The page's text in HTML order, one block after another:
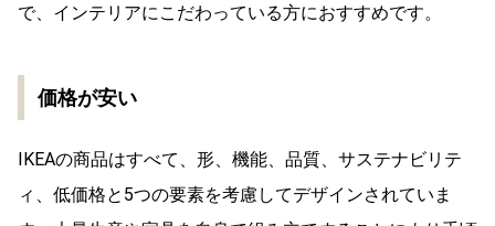
で、インテリアにこだわっている方におすすめです。
価格が安い
IKEAの商品はすべて、形、機能、品質、サステナビリテ
ィ、低価格と5つの要素を考慮してデザインされていま